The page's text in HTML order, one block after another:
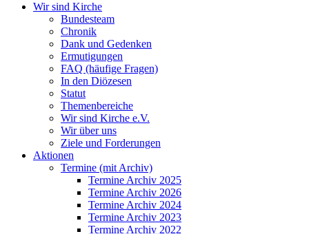
Wir sind Kirche
Bundesteam
Chronik
Dank und Gedenken
Ermutigungen
FAQ (häufige Fragen)
In den Diözesen
Statut
Themenbereiche
Wir sind Kirche e.V.
Wir über uns
Ziele und Forderungen
Aktionen
Termine (mit Archiv)
Termine Archiv 2025
Termine Archiv 2026
Termine Archiv 2024
Termine Archiv 2023
Termine Archiv 2022